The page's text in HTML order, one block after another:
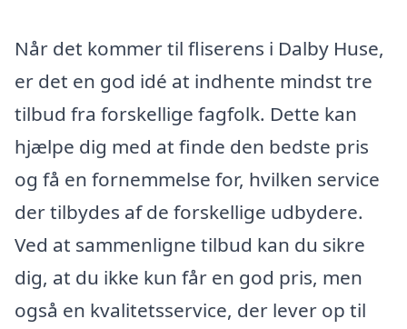
Når det kommer til fliserens i Dalby Huse,
er det en god idé at indhente mindst tre
tilbud fra forskellige fagfolk. Dette kan
hjælpe dig med at finde den bedste pris
og få en fornemmelse for, hvilken service
der tilbydes af de forskellige udbydere.
Ved at sammenligne tilbud kan du sikre
dig, at du ikke kun får en god pris, men
også en kvalitetsservice, der lever op til